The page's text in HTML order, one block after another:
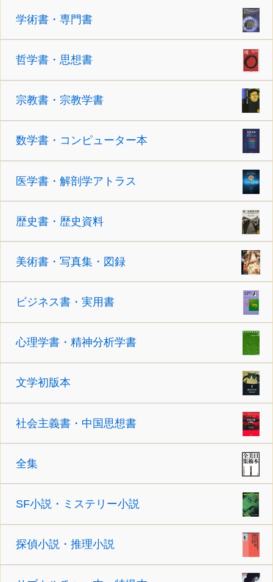
学術書・専門書
哲学書・思想書
宗教書・宗教学書
数学書・コンピューター本
医学書・解剖学アトラス
歴史書・歴史資料
美術書・写真集・図録
ビジネス書・実用書
心理学書・精神分析学書
文学初版本
社会主義書・中国思想書
全集
SF小説・ミステリー小説
探偵小説・推理小説